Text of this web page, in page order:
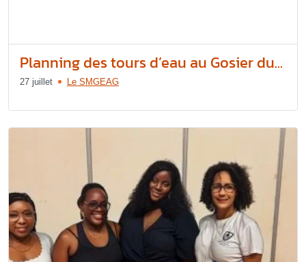
Planning des tours d’eau au Gosier du...
27 juillet Le SMGEAG